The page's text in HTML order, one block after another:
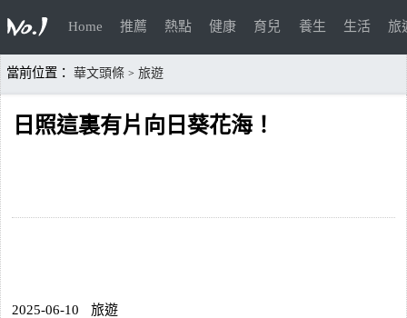
Home 推薦 熱點 健康 育兒 養生 生活 旅
當前位置： 華文頭條 > 旅遊
日照這裏有片向日葵花海！
2025-06-10 旅遊